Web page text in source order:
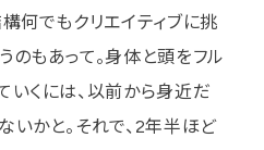
何でもクリエイティブに挑
のもあって。身体と頭をフル
いくには、以前から身近だ
いかと。それで、2年半ほど